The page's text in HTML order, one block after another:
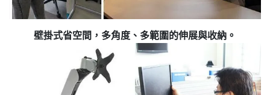
壁掛式省空間，多角度、多範圍的伸展與收納。